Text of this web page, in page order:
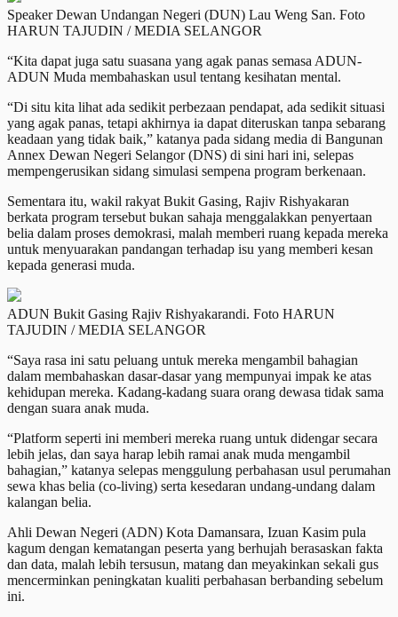
Speaker Dewan Undangan Negeri (DUN) Lau Weng San. Foto
HARUN TAJUDIN / MEDIA SELANGOR
“Kita dapat juga satu suasana yang agak panas semasa ADUN-
ADUN Muda membahaskan usul tentang kesihatan mental.
“Di situ kita lihat ada sedikit perbezaan pendapat, ada sedikit situasi
yang agak panas, tetapi akhirnya ia dapat diteruskan tanpa sebarang
keadaan yang tidak baik,” katanya pada sidang media di Bangunan
Annex Dewan Negeri Selangor (DNS) di sini hari ini, selepas
mempengerusikan sidang simulasi sempena program berkenaan.
Sementara itu, wakil rakyat Bukit Gasing, Rajiv Rishyakaran
berkata program tersebut bukan sahaja menggalakkan penyertaan
belia dalam proses demokrasi, malah memberi ruang kepada mereka
untuk menyuarakan pandangan terhadap isu yang memberi kesan
kepada generasi muda.
ADUN Bukit Gasing Rajiv Rishyakarandi. Foto HARUN
TAJUDIN / MEDIA SELANGOR
“Saya rasa ini satu peluang untuk mereka mengambil bahagian
dalam membahaskan dasar-dasar yang mempunyai impak ke atas
kehidupan mereka. Kadang-kadang suara orang dewasa tidak sama
dengan suara anak muda.
“Platform seperti ini memberi mereka ruang untuk didengar secara
lebih jelas, dan saya harap lebih ramai anak muda mengambil
bahagian,” katanya selepas menggulung perbahasan usul perumahan
sewa khas belia (co-living) serta kesedaran undang-undang dalam
kalangan belia.
Ahli Dewan Negeri (ADN) Kota Damansara, Izuan Kasim pula
kagum dengan kematangan peserta yang berhujah berasaskan fakta
dan data, malah lebih tersusun, matang dan meyakinkan sekali gus
mencerminkan peningkatan kualiti perbahasan berbanding sebelum
ini.